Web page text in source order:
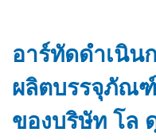
อาร์ทัดดําเนิน
ผลิตบรรจุภัณ
ของบริษัท โล